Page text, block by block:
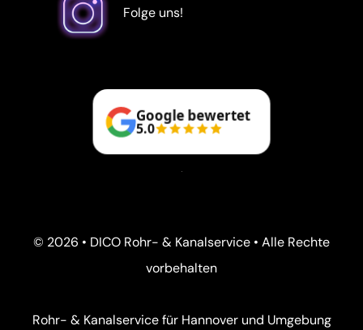
Folge uns!
Google bewertet
5.0
© 2026 • DICO Rohr- & Kanalservice • Alle Rechte
vorbehalten
Rohr- & Kanalservice für Hannover und Umgebung